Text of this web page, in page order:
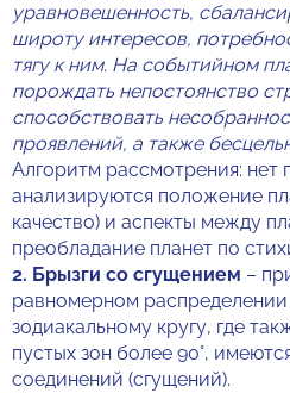
уравновешенность,
широту интересов,
тягу к ним. На событийном
порождать непостоянство
способствовать
проявлений, а также
Алгоритм рассмотрения: нет
анализируются положение
качество) и аспекты между
преобладание планет по
2. Брызги со сгущением –
равномерном распределении
зодиакальному кругу, где
пустых зон более 90°,
соединений (сгущений).